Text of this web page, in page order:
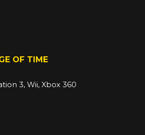
OF TIME
3, Wii, Xbox 360